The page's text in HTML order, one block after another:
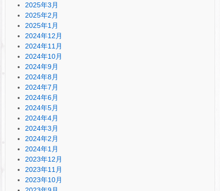
2025年3月
2025年2月
2025年1月
2024年12月
2024年11月
2024年10月
2024年9月
2024年8月
2024年7月
2024年6月
2024年5月
2024年4月
2024年3月
2024年2月
2024年1月
2023年12月
2023年11月
2023年10月